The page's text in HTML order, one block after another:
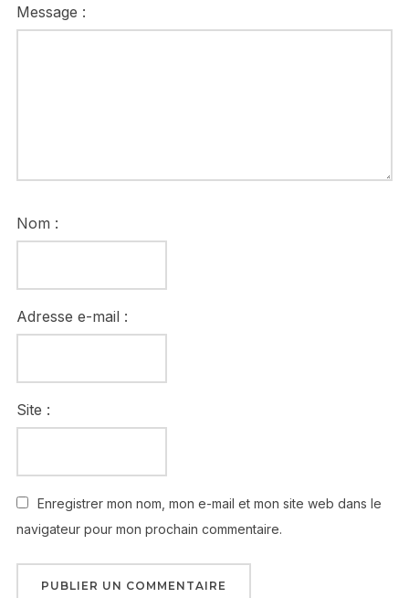
Message :
Nom :
Adresse e-mail :
Site :
Enregistrer mon nom, mon e-mail et mon site web dans le
navigateur pour mon prochain commentaire.